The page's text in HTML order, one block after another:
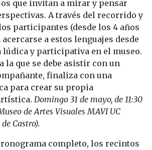
que invitan a mirar y pensar
A través del recorrido y
participantes (desde los 4 años
a estos lenguajes desde
y participativa en el museo.
la que se debe asistir con un
finaliza con una
para crear su propia
Domingo 31 de mayo, de 11:30
de Artes Visuales MAVI UC
Castro).
completo, los recintos